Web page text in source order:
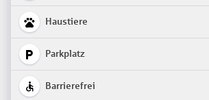
Haustiere
Parkplatz
Barrierefrei